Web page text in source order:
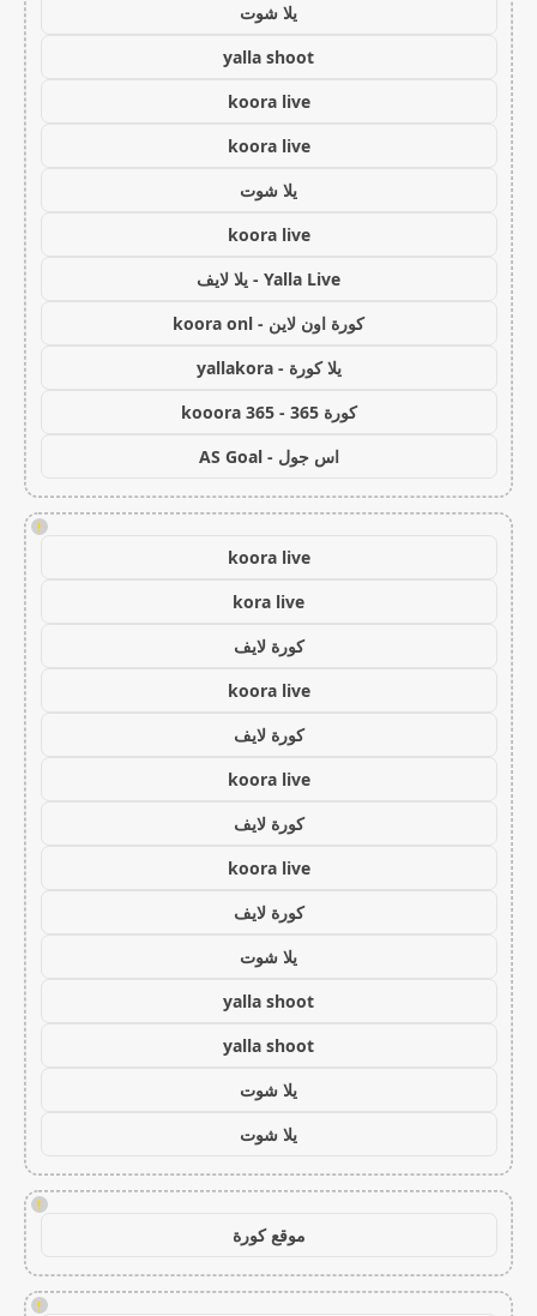
يلا شوت
yalla shoot
koora live
koora live
يلا شوت
koora live
Yalla Live - يلا لايف
كورة اون لاين - koora onl
يلا كورة - yallakora
كورة 365 - kooora 365
اس جول - AS Goal
!
koora live
kora live
كورة لايف
koora live
كورة لايف
koora live
كورة لايف
koora live
كورة لايف
يلا شوت
yalla shoot
yalla shoot
يلا شوت
يلا شوت
!
موقع كورة
!